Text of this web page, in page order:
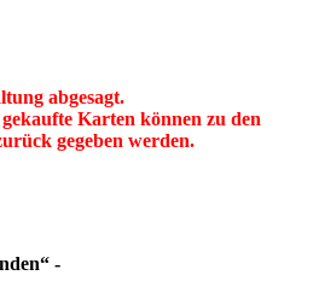
abgesagt.
Karten können zu den
gegeben werden.
-